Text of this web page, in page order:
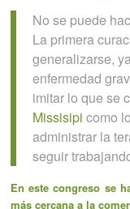
No se puede
La primera
generalizarse,
enfermedad
imitar lo que se
Missisipi como
administrar la
seguir
En este congreso se
más cercana a la